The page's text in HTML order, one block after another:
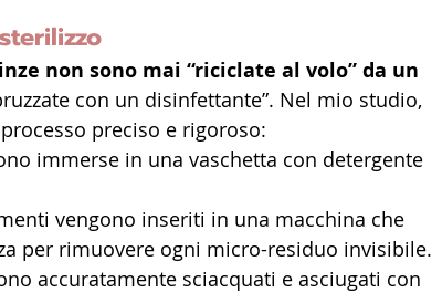
non sono mai “riciclate al volo” da un
con un disinfettante”. Nel mio studio,
preciso e rigoroso:
immerse in una vaschetta con detergente
vengono inseriti in una macchina che
per rimuovere ogni micro-residuo invisibile.
accuratamente sciacquati e asciugati con